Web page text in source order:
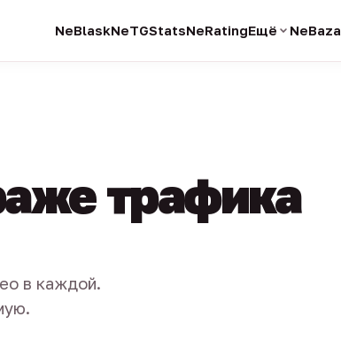
NeBlaskNeTGStatsNeRatingЕщё NeBaza
трафика
в каждой.